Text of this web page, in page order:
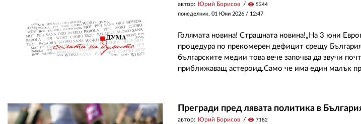
автор: Юрий Борисов visibility 5344
понеделник, 01 Юни 2026 / 12:47
Голямата новина! Страшната новина!„На 3 юни
процедура по прекомерен дефицит срещу
българските медии това вече започва да звучи
приближаващ астероид.Само че има един малък
Прегради пред лявата политика в
автор: Юрий Борисов visibility 7182